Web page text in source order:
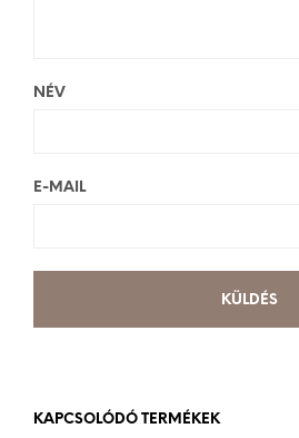
NÉV
E-MAIL
KAPCSOLÓDÓ TERMÉKEK